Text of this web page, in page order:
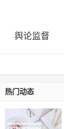
舆论监督
热门动态